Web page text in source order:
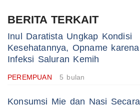
BERITA TERKAIT
Inul Daratista Ungkap Kondisi
Kesehatannya, Opname karena
Infeksi Saluran Kemih
PEREMPUAN 5 bulan
Konsumsi Mie dan Nasi Secara